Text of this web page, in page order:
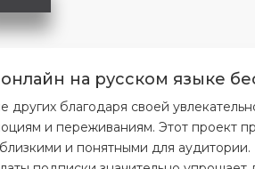
на русском языке
благодаря своей
и переживаниям. Этот проект
и понятными для аудитории.